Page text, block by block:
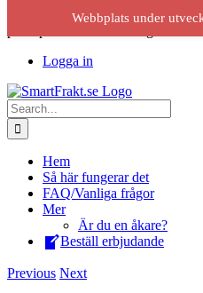
Erbjuder service mellan åkerier
Logga in
Search
for:
Hem
Så här fungerar det
FAQ/Vanliga frågor
Mer
Är du en åkare?
Beställ erbjudande
Previous Next
Webbplats under